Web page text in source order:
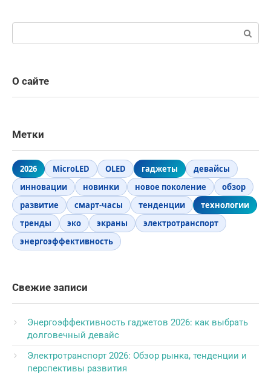
О сайте
Метки
2026 MicroLED OLED гаджеты
девайсы
инновации
новинки новое поколение
обзор
развитие
смарт-часы тенденции
технологии
тренды
эко экраны
электротранспорт
энергоэффективность
Свежие записи
Энергоэффективность гаджетов 2026: как выбрать
долговечный девайс
Электротранспорт 2026: Обзор рынка, тенденции и
перспективы развития